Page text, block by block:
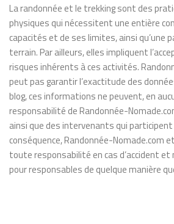
La randonnée et le trekking sont des
physiques qui nécessitent une entière
capacités et de ses limites, ainsi qu’une
terrain. Par ailleurs, elles impliquent
risques inhérents à ces activités.
peut pas garantir l’exactitude des
blog, ces informations ne peuvent, en
responsabilité de Randonnée-
ainsi que des intervenants qui participent
conséquence, Randonnée-Nomade.com
toute responsabilité en cas d’accident
pour responsables de quelque manière